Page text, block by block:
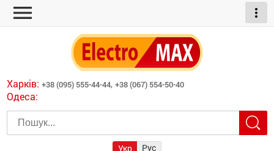
menu more_vert
Харків: +38 (095) 555-44-44, +38 (067) 554-50-40
Одеса:
Укр Рус
обігрівачі
машини
для